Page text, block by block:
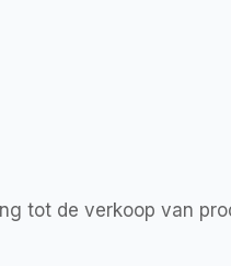
tot de verkoop van